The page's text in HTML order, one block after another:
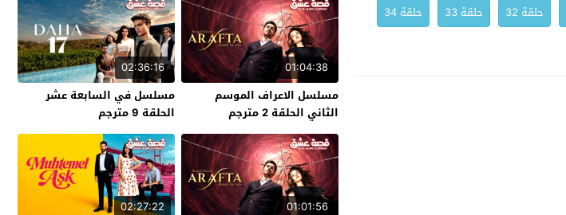
حلقة 32 حلقة 33
حلقة 34
01:04:38
مسلسل الاعراف الموسم
الثاني الحلقة 2 مترجم
02:36:16
مسلسل في السابعة عشر
الحلقة 9 مترجم
01:01:56
02:27:22